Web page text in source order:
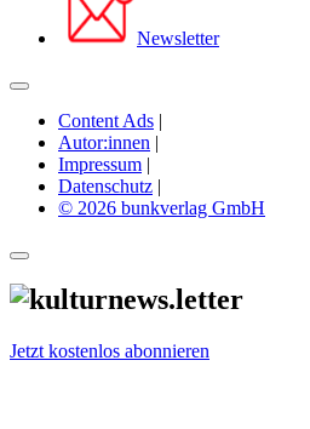
Newsletter
Content Ads |
Autor:innen |
Impressum |
Datenschutz |
© 2026 bunkverlag GmbH
Jetzt kostenlos abonnieren